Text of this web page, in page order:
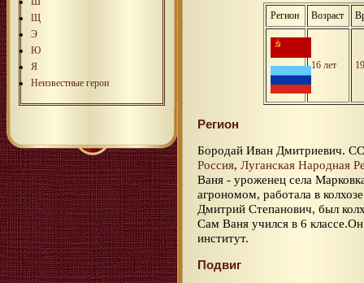
Щ
Э
Ю
Я
Неизвестные герои
Регион Возраст
16 лет
Регион
Бородай Иван Дмитриевич.
Россия, Луганская Народная
Ваня - уроженец села
агрономом, работала в
Дмитрий Степанович, был
Сам Ваня учился в 6
институт.
Подвиг